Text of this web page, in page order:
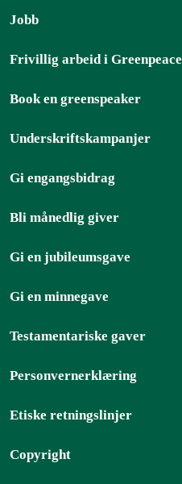
Jobb
Frivillig arbeid i Greenpeace
Book en greenspeaker
Underskriftskampanjer
Gi engangsbidrag
Bli månedlig giver
Gi en jubileumsgave
Gi en minnegave
Testamentariske gaver
Personvernerklæring
Etiske retningslinjer
Copyright